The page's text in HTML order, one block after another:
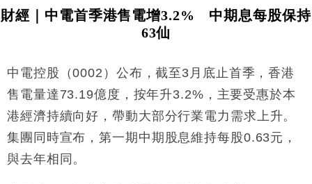
17:40
財經｜本港6月零售額連升14個月 珠寶鐘錶銷售升勢
50%
15:59
財經｜SA售股自救後再出手 斥4億美元押注未上市公
市場落地
14:50
地產｜大酒店中期轉賺2300萬元 斥21億翻新香港及
財經｜中電首季港售電增3.2% 中期息每股保持
63仙
中電控股（0002）公布，截至3月底止首季，香港
售電量達73.19億度，按年升3.2%，主要受惠於本
港經濟持續向好，帶動大部分行業電力需求上升。
集團同時宣布，第一期中期股息維持每股0.63元，
與去年相同。